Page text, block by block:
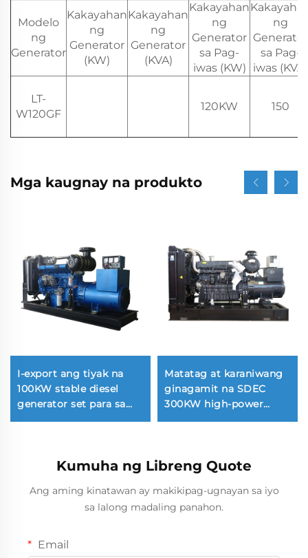
Modelo
ng
Generator
Kakayahan
ng
Generator
(KW)
Kakayahan
ng
Generator
(KVA)
Kakayahan
ng
Generator
sa Pag-
iwas (KW)
ng
Generator
sa Pag-
iwas (KVA)
LT-
W120GF
120KW 150
Mga kaugnay na produkto
I-export ang tiyak na
100KW stable diesel
generator set para sa
pagbuo ng kuryente
Matatag at karaniwang
ginagamit na SDEC
300KW high-power
diesel generator set
Kumuha ng Libreng Quote
Ang aming kinatawan ay makikipag-ugnayan sa iyo
sa lalong madaling panahon.
Email